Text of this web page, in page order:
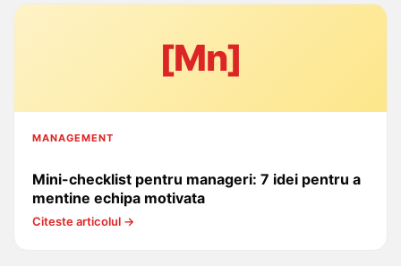
[Mn]
MANAGEMENT
Mini-checklist pentru manageri: 7 idei pentru a
mentine echipa motivata
Citeste articolul →